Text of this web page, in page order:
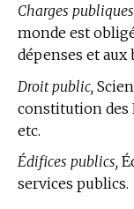
Charges
monde est
dépenses et aux
Droit public,
constitution des
etc.
Édifices publics,
services publics.